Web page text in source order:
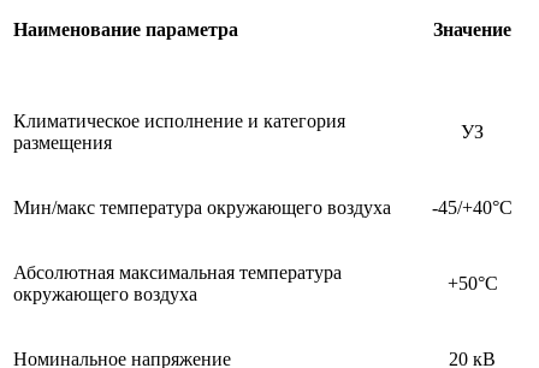
Наименование параметра Значение
Климатическое исполнение и категория
размещения
УЗ
Мин/макс температура окружающего воздуха -45/+40°C
Абсолютная максимальная температура
окружающего воздуха
+50°C
Номинальное напряжение 20 кВ